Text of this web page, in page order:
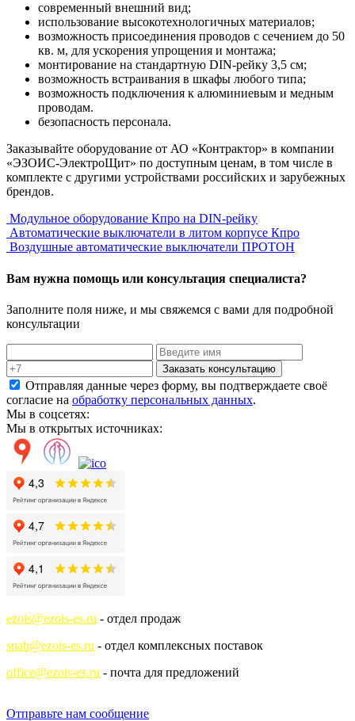
современный внешний вид;
использование высокотехнологичных материалов;
возможность присоединения проводов с сечением до 50
кв. м, для ускорения упрощения и монтажа;
монтирование на стандартную DIN-рейку 3,5 см;
возможность встраивания в шкафы любого типа;
возможность подключения к алюминиевым и медным
проводам.
безопасность персонала.
Заказывайте оборудование от АО «Контрактор» в компании
«ЭЗОИС-ЭлектроЩит» по доступным ценам, в том числе в
комплекте с другими устройствами российских и зарубежных
брендов.
Модульное оборудование Кпро на DIN-рейку
Автоматические выключатели в литом корпусе Кпро
Воздушные автоматические выключатели ПРОТОН
Вам нужна помощь или консультация специалиста?
Заполните поля ниже, и мы свяжемся с вами для подробной
консультации
Заказать консультацию
Отправляя данные через форму, вы подтверждаете своё
согласие на обработку персональных данных.
Мы в соцсетях:
Мы в открытых источниках:
ezois@ezois-es.ru - отдел продаж
snab@ezois-es.ru - отдел комплексных поставок
office@ezois-es.ru - почта для предложений
Отправьте нам сообщение